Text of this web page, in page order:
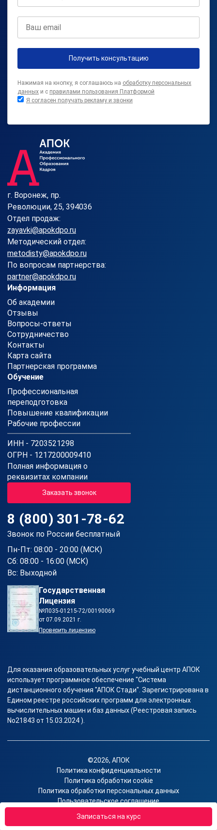
Записаться на курс
Получить консультацию
Нажимая на кнопку, я соглашаюсь на обработку персональных
данных и с правилами пользования Платформой
Я согласен получать рекламу и звонки
г. Воронеж, пр.
Революции, 25, 394036
Отдел продаж:
zayavki@apokdpo.ru
Методический отдел:
metodisty@apokdpo.ru
По вопросам партнерства:
partner@apokdpo.ru
Информация
Об академии
Отзывы
Вопросы-ответы
Сотрудничество
Контакты
Карта сайта
Партнерская программа
Обучение
Профессиональная
переподготовка
Повышение квалификации
Рабочие профессии
ИНН - 7203521298
ОГРН - 1217200009410
Полная информация о
реквизитах компании
Заказать звонок
8 (800) 301-78-62
Звонок по России бесплатный
Пн-Пт: 08:00 - 20:00 (МСК)
Сб: 08:00 - 16:00 (МСК)
Вс: Выходной
Государственная
Лицензия
№Л035-01215-72/00190069
от 07.09.2021 г.
Проверить лицензию
Для оказания образовательных услуг учебный центр АПОК
использует программное обеспечение "Система
дистанционного обучения "АПОК Стади". Зарегистрирована в
Едином реестре российских программ для электронных
вычислительных машин и баз данных (Реестровая запись
No21843 от 15.03.2024 ).
©2026, АПОК
Политика конфиденциальности
Политика обработки cookie
Политика обработки персональных данных
Пользовательское соглашение